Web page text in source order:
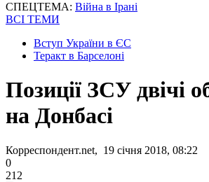
СПЕЦТЕМА: Війна в Ірані
ВСІ ТЕМИ
Вступ України в ЄС
Теракт в Барселоні
Позиції ЗСУ двічі
на Донбасі
Корреспондент.net, 19 січня 2018, 08:22
0
212